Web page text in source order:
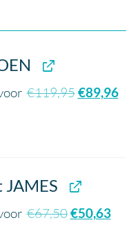
€119,95€89,96
€67,50€50,63